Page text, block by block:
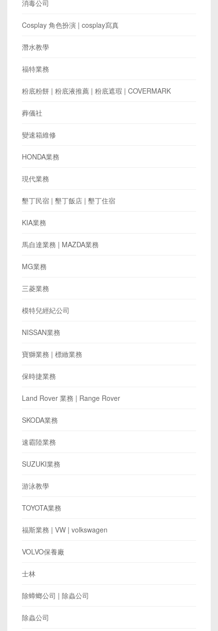
消毒公司
Cosplay 角色扮演 | cosplay寫真
潛水教學
福特業務
粉底粉餅 | 粉底液推薦 | 粉底遮瑕 | COVERMARK
葬儀社
變速箱維修
HONDA業務
現代業務
墾丁民宿 | 墾丁飯店 | 墾丁住宿
KIA業務
馬自達業務 | MAZDA業務
MG業務
三菱業務
模特兒經紀公司
NISSAN業務
寶獅業務 | 標緻業務
保時捷業務
Land Rover 業務 | Range Rover
SKODA業務
速霸陸業務
SUZUKI業務
游泳教學
TOYOTA業務
​福斯業務 | VW | volkswagen
VOLVO保養廠
士林
除蟑螂公司 | 除蟲公司
除蟲公司